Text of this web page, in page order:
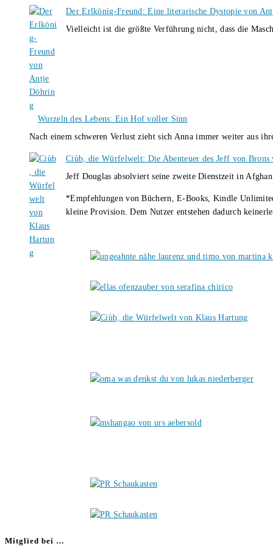
Der Erlkönig-Freund: Eine literarische Dystopie von
Vielleicht ist die größte Verführung nicht, dass die
Wurzeln des Lebens: Ein Hof voller Sinn
Nach einem schweren Verlust zieht sich Anna immer weiter aus
Ciùb, die Würfelwelt: Die Abenteuer des Jeff von Brons
Jeff Douglas absolviert seine zweite Dienstzeit in
*Empfehlungen von Büchern, E-Books, Kindle
kleine Provision. Dem Nutzer entstehen dadurch
Mitglied bei …